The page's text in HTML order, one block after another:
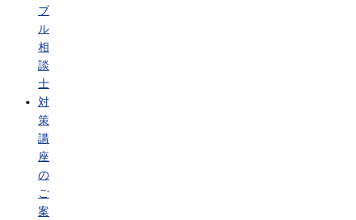
ブ
ル
相
談
士
対
策
講
座
の
ご
案